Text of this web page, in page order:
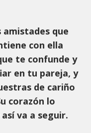
amistades que
con ella
te confunde y
en tu pareja, y
de cariño
corazón lo
va a seguir.